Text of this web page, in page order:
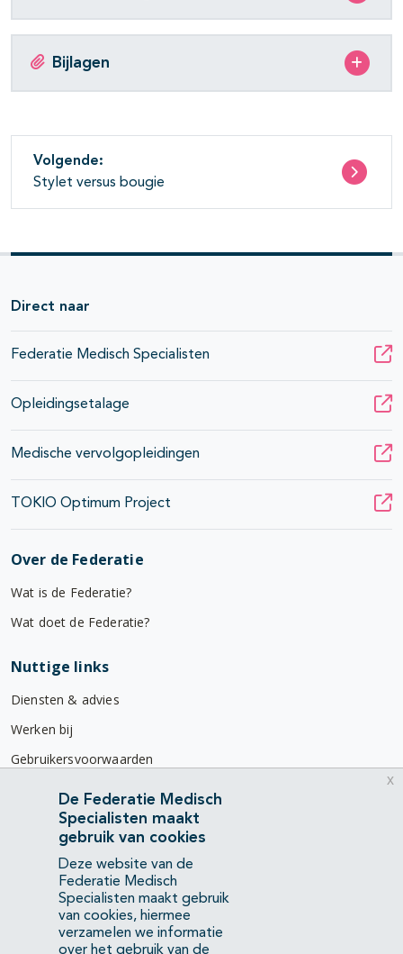
Bijlagen
Volgende:
Stylet versus bougie
Direct naar
Federatie Medisch Specialisten
Opleidingsetalage
Medische vervolgopleidingen
TOKIO Optimum Project
Over de Federatie
Wat is de Federatie?
Wat doet de Federatie?
Nuttige links
Diensten & advies
Werken bij
Gebruikersvoorwaarden
Privacyverklaring
Contact
Mercatorlaan 1200
3528 BL Utrecht
(088) 505 34 34
info@richtlijnendatabase.nl
De Federatie Medisch
Specialisten maakt
gebruik van cookies
Deze website van de
Federatie Medisch
Specialisten maakt gebruik
van cookies, hiermee
verzamelen we informatie
over het gebruik van de
x